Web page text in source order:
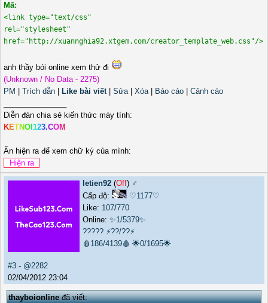
Mã:
<link type="text/css"
rel="stylesheet"
href="http://xuannghia92.xtgem.com/creator_template_web.css"/>
anh thầy bói online xem thử đi
(Unknown / No Data - 2275)
PM
Trích dẫn Like bài viết| Sửa| Xóa| Báo cáo
Cảnh cáo
Diễn đàn chia sẻ kiến thức máy tính:
KETNO 123.COM
Ấn hiện ra để xem chữ ký của mình:
letien92 (Off) ♂️
Cấp độ:
♡1177♡
Like: 107/770
Online: ✨1/5379✨
????? ⚡??/??⚡
🩸186/4139🩸 🌟0/1695🌟
#3 - @2282
02/04/2012 23:04
thayboionlineđã viết: